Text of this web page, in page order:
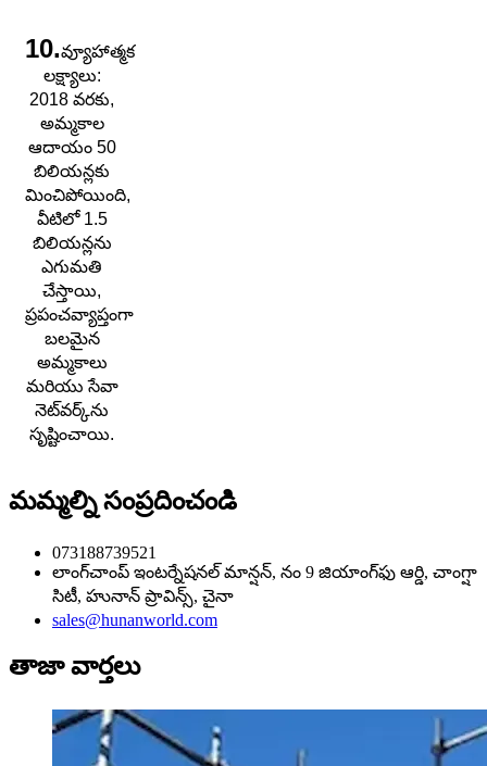
10.వ్యూహాత్మక
లక్ష్యాలు:
2018 వరకు,
అమ్మకాల
ఆదాయం 50
బిలియన్లకు
మించిపోయింది,
వీటిలో 1.5
బిలియన్లను
ఎగుమతి
చేస్తాయి,
ప్రపంచవ్యాప్తంగా
బలమైన
అమ్మకాలు
మరియు సేవా
నెట్‌వర్క్‌ను
సృష్టించాయి.
మమ్మల్ని సంప్రదించండి
073188739521
లాంగ్‌చాంప్ ఇంటర్నేషనల్ మాన్షన్, నం 9 జియాంగ్‌ఫు ఆర్డి, చాంగ్షా
సిటీ, హునాన్ ప్రావిన్స్, చైనా
sales@hunanworld.com
తాజా వార్తలు